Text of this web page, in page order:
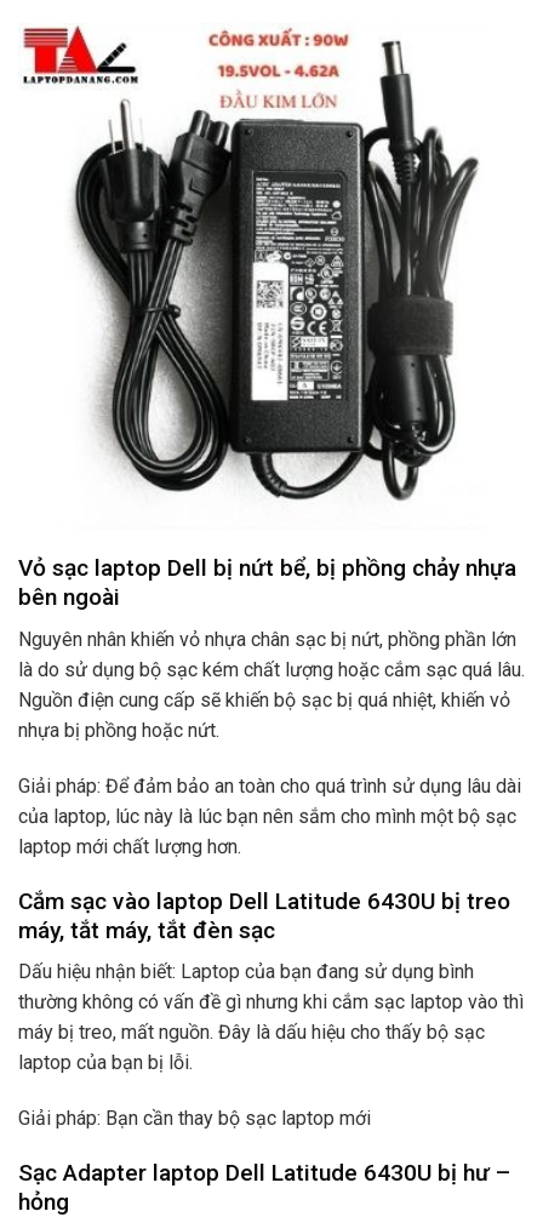
Vỏ sạc laptop Dell bị nứt bể, bị phồng chảy nhựa
bên ngoài
Nguyên nhân khiến vỏ nhựa chân sạc bị nứt, phồng phần lớn
là do sử dụng bộ sạc kém chất lượng hoặc cắm sạc quá lâu.
Nguồn điện cung cấp sẽ khiến bộ sạc bị quá nhiệt, khiến vỏ
nhựa bị phồng hoặc nứt.
Giải pháp: Để đảm bảo an toàn cho quá trình sử dụng lâu dài
của laptop, lúc này là lúc bạn nên sắm cho mình một bộ sạc
laptop mới chất lượng hơn.
Cắm sạc vào laptop Dell Latitude 6430U bị treo
máy, tắt máy, tắt đèn sạc
Dấu hiệu nhận biết: Laptop của bạn đang sử dụng bình
thường không có vấn đề gì nhưng khi cắm sạc laptop vào thì
máy bị treo, mất nguồn. Đây là dấu hiệu cho thấy bộ sạc
laptop của bạn bị lỗi.
Giải pháp: Bạn cần thay bộ sạc laptop mới
Sạc Adapter laptop Dell Latitude 6430U bị hư –
hỏng